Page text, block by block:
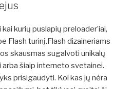
kurių puslapių preloader’iai,
Flash turinį.Flash dizaineriams
skausmas sugalvoti unikalų
šiaip interneto svetainei.
prisigaudyti. Kol kas jų nėra